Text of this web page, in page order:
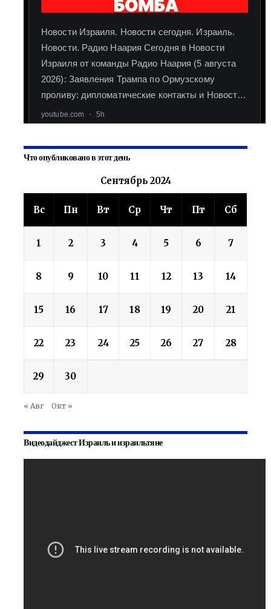
Что опубликовано в этот день
Сентябрь 2024
Вс Пн Вт Ср Чт Пт Сб
1 2 3 4 5 6 7
8 9 10 11 12 13 14
15 16 17 18 19 20 21
22 23 24 25 26 27 28
29 30
« Авг Окт »
Видеодайджест Израиль и израильтяне